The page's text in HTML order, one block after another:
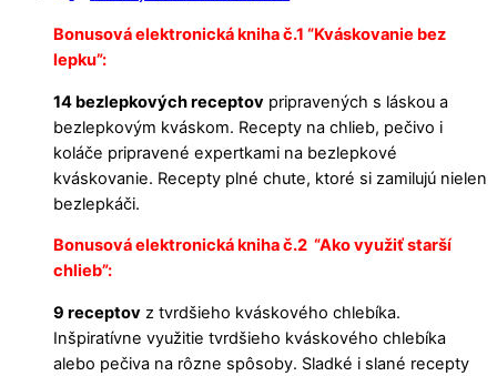
Bonusová elektronická kniha č.1 “Kváskovanie bez
lepku”:
14 bezlepkových receptov pripravených s láskou a
bezlepkovým kváskom. Recepty na chlieb, pečivo i
koláče pripravené expertkami na bezlepkové
kváskovanie. Recepty plné chute, ktoré si zamilujú nielen
bezlepkáči.
Bonusová elektronická kniha č.2 “Ako využiť starší
chlieb”:
9 receptov z tvrdšieho kváskového chlebíka.
Inšpiratívne využitie tvrdšieho kváskového chlebíka
alebo pečiva na rôzne spôsoby. Sladké i slané recepty